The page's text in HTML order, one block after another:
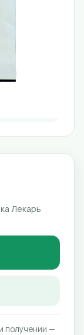
Лекарь
получении —